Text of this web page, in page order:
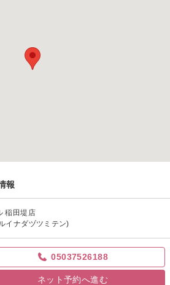
報
稲田堤店
イナダヅツミテン)
05037526188
ネット予約へ進む